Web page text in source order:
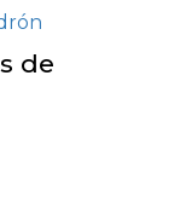
de